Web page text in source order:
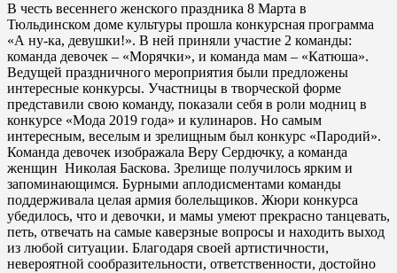
В честь весеннего женского праздника 8 Марта в
Тюльдинском доме культуры прошла конкурсная программа
«А ну-ка, девушки!». В ней приняли участие 2 команды:
команда девочек – «Морячки», и команда мам – «Катюша».
Ведущей праздничного мероприятия были предложены
интересные конкурсы. Участницы в творческой форме
представили свою команду, показали себя в роли модниц в
конкурсе «Мода 2019 года» и кулинаров. Но самым
интересным, веселым и зрелищным был конкурс «Пародий».
Команда девочек изображала Веру Сердючку, а команда
женщин Николая Баскова. Зрелище получилось ярким и
запоминающимся. Бурными аплодисментами команды
поддерживала целая армия болельщиков. Жюри конкурса
убедилось, что и девочки, и мамы умеют прекрасно танцевать,
петь, отвечать на самые каверзные вопросы и находить выход
из любой ситуации. Благодаря своей артистичности,
невероятной сообразительности, ответственности, достойно